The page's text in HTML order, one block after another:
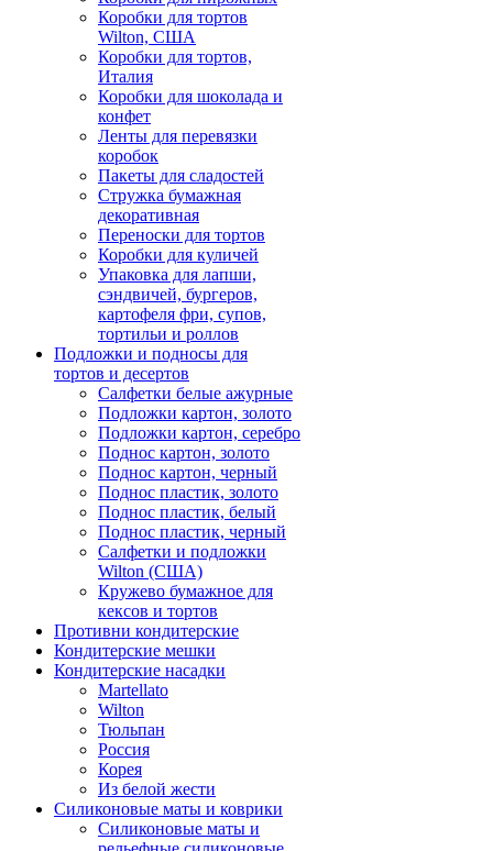
Коробки для тортов
Wilton, США
Коробки для тортов,
Италия
Коробки для шоколада и
конфет
Ленты для перевязки
коробок
Пакеты для сладостей
Стружка бумажная
декоративная
Переноски для тортов
Коробки для куличей
Упаковка для лапши,
сэндвичей, бургеров,
картофеля фри, супов,
тортильи и роллов
Подложки и подносы для
тортов и десертов
Салфетки белые ажурные
Подложки картон, золото
Подложки картон, серебро
Поднос картон, золото
Поднос картон, черный
Поднос пластик, золото
Поднос пластик, белый
Поднос пластик, черный
Салфетки и подложки
Wilton (США)
Кружево бумажное для
кексов и тортов
Противни кондитерские
Кондитерские мешки
Кондитерские насадки
Martellato
Wilton
Тюльпан
Россия
Корея
Из белой жести
Силиконовые маты и коврики
Силиконовые маты и